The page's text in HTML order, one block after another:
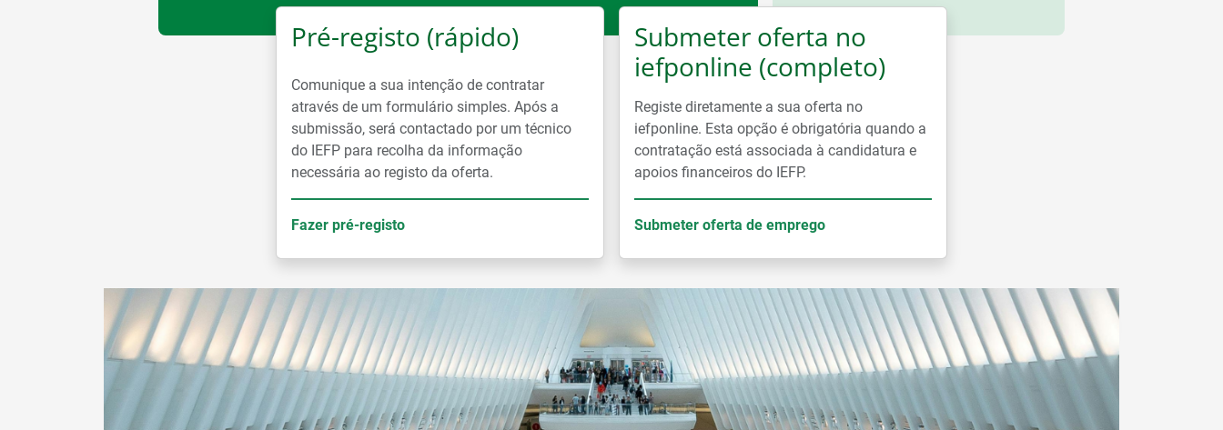
Pré-registo (rápido)
Comunique a sua intenção de contratar
através de um formulário simples. Após a
submissão, será contactado por um técnico
do IEFP para recolha da informação
necessária ao registo da oferta.
Fazer pré-registo
Submeter oferta no
iefponline (completo)
Registe diretamente a sua oferta no
iefponline. Esta opção é obrigatória quando a
contratação está associada à candidatura e
apoios financeiros do IEFP.
Submeter oferta de emprego
Ler mais notícias